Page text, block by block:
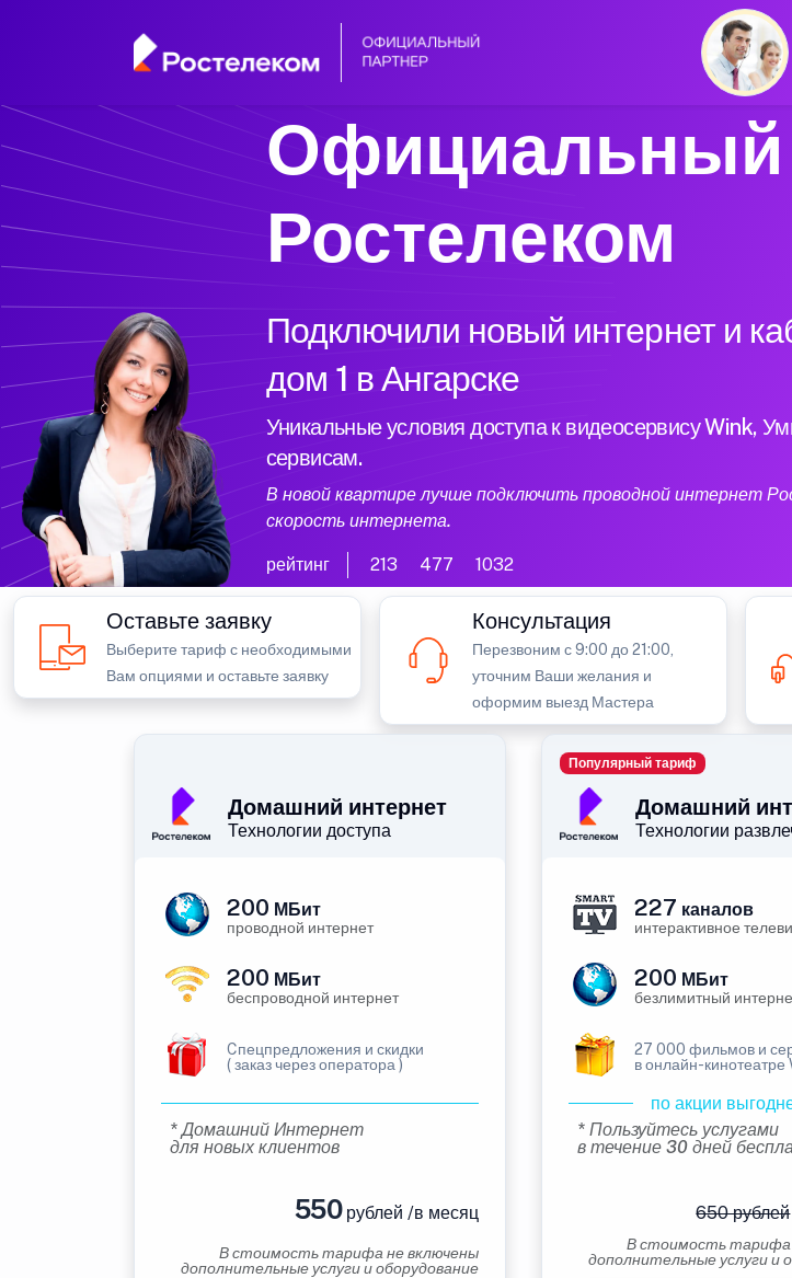
Официальный
Ростелеком
Подключили новый интернет и
дом 1 в Ангарске
Уникальные условия доступа к видеосервису Wink,
сервисам.
В новой квартире лучше подключить проводной интернет
скорость интернета.
рейтинг 213 477 1032
Оставьте заявку
Выберите тариф с необходимыми
Вам опциями и оставьте заявку
Консультация
Перезвоним с 9:00 до 21:00,
уточним Ваши желания и
оформим выезд Мастера
Домашний интернет
Технологии доступа
200 МБит
проводной интернет
200 МБит
беспроводной интернет
Cпецпредложения и скидки
( заказ через оператора )
* Домашний Интернет
для новых клиентов
550рублей /в месяц
В стоимость тарифа не включены
дополнительные услуги и оборудование
Домашний
Технологии
Популярный тариф
227 каналов
интерактивное
200 МБит
безлимитный
27 000 фильмов и
в онлайн-кинотеатре
по акции
* Пользуйтесь услугами
в течение 30 дней
650 рублей
В стоимость тарифа
дополнительные услуги и